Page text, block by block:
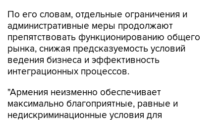
По его словам, отдельные ограничения и
административные меры продолжают
препятствовать функционированию общего
рынка, снижая предсказуемость условий
ведения бизнеса и эффективность
интеграционных процессов.
"Армения неизменно обеспечивает
максимально благоприятные, равные и
недискриминационные условия для